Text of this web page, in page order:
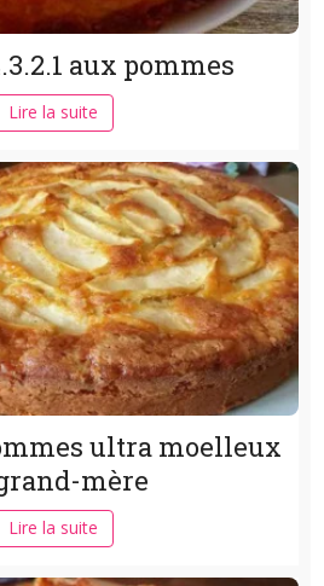
aux pommes
Lire la suite
ultra moelleux
mère
Lire la suite